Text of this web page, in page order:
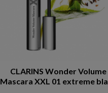
CLARINS Wonder Volume
Mascara XXL 01 extreme